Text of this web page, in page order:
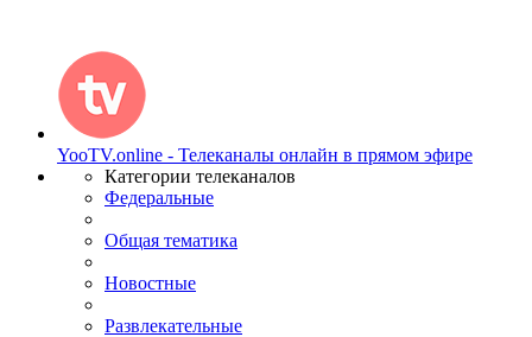
YooTV.online - Телеканалы онлайн в прямом эфире
Категории телеканалов
Федеральные
Общая тематика
Новостные
Развлекательные